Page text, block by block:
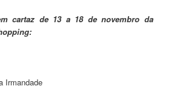
cartaz de 13 a 18 de novembro da
Irmandade